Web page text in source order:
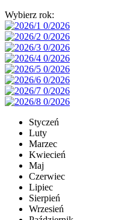
Wybierz rok:
Styczeń
Luty
Marzec
Kwiecień
Maj
Czerwiec
Lipiec
Sierpień
Wrzesień